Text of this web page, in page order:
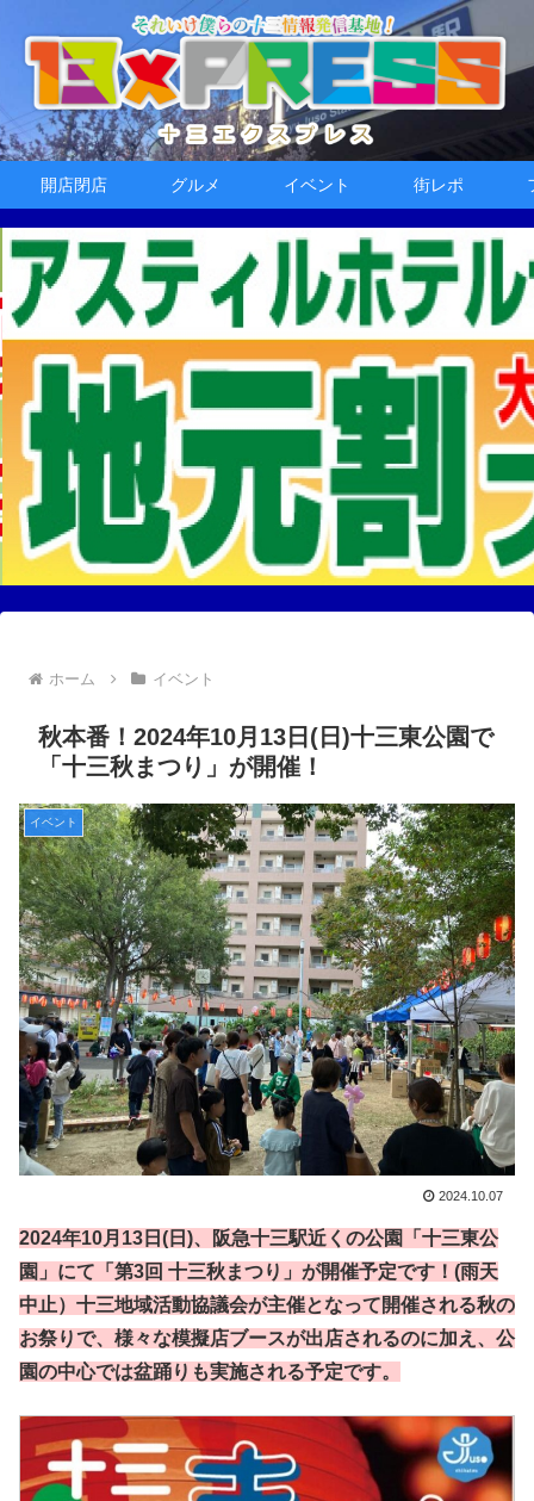
開店閉店 グルメ イベント 街レポ
ホーム イベント
秋本番！2024年10月13日(日)十三東公園で
「十三秋まつり」が開催！
イベント
2024.10.07
2024年10月13日(日)、阪急十三駅近くの公園「十三東公
園」にて「第3回 十三秋まつり」が開催予定です！(雨天
中止）十三地域活動協議会が主催となって開催される秋の
お祭りで、様々な模擬店ブースが出店されるのに加え、公
園の中心では盆踊りも実施される予定です。